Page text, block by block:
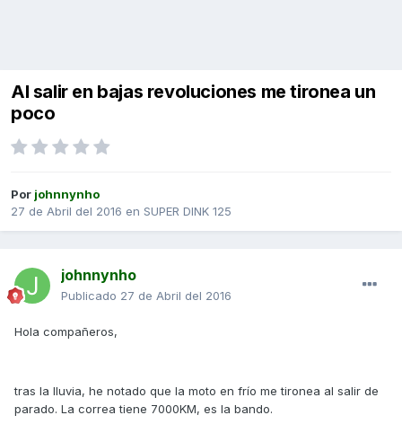
Al salir en bajas revoluciones me tironea un
poco
Por johnnynho
27 de Abril del 2016 en SUPER DINK 125
johnnynho
Publicado 27 de Abril del 2016
Hola compañeros,
tras la lluvia, he notado que la moto en frío me tironea al salir de
parado. La correa tiene 7000KM, es la bando.